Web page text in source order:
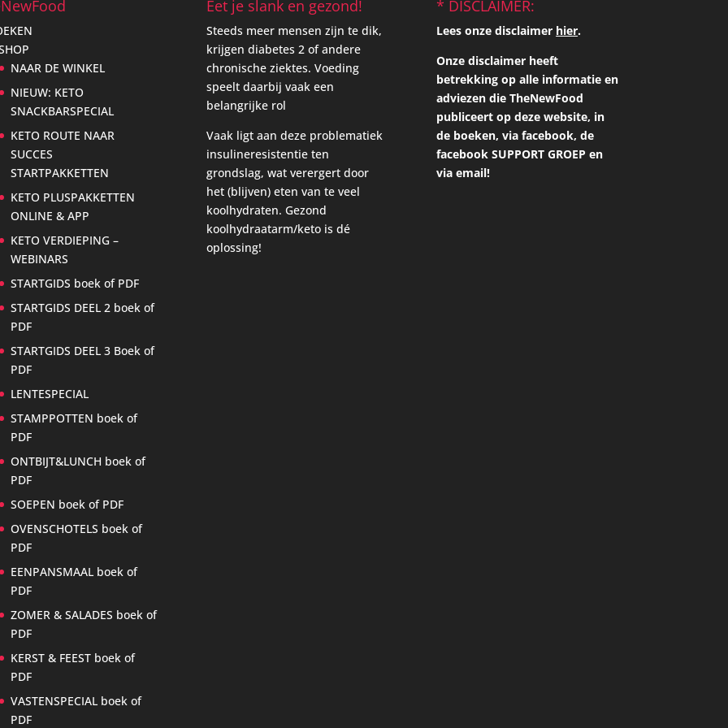
NAAR DE WINKEL
NIEUW: KETO
SNACKBARSPECIAL
KETO ROUTE NAAR
SUCCES
STARTPAKKETTEN
KETO PLUSPAKKETTEN
ONLINE & APP
KETO VERDIEPING –
WEBINARS
STARTGIDS boek of PDF
STARTGIDS DEEL 2 boek of
PDF
STARTGIDS DEEL 3 Boek of
PDF
LENTESPECIAL
STAMPPOTTEN boek of
PDF
ONTBIJT&LUNCH boek of
PDF
SOEPEN boek of PDF
OVENSCHOTELS boek of
PDF
EENPANSMAAL boek of
PDF
ZOMER & SALADES boek of
PDF
KERST & FEEST boek of
PDF
VASTENSPECIAL boek of
PDF
Eet je slank en gezond!
Steeds meer mensen zijn te dik,
krijgen diabetes 2 of andere
chronische ziektes. Voeding
speelt daarbij vaak een
belangrijke rol
Vaak ligt aan deze problematiek
insulineresistentie ten
grondslag, wat verergert door
het (blijven) eten van te veel
koolhydraten. Gezond
koolhydraatarm/keto is dé
oplossing!
* DISCLAIMER:
Lees onze disclaimer hier.
Onze disclaimer heeft
betrekking op alle informatie en
adviezen die TheNewFood
publiceert op deze website, in
de boeken, via facebook, de
facebook SUPPORT GROEP en
via email!